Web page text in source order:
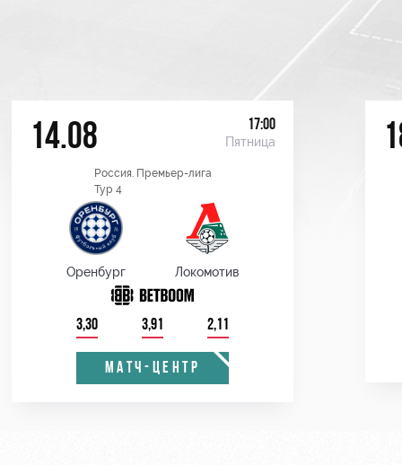
14.08 17:00
Пятница
Россия. Премьер-лига
Тур 4
Оренбург Локомотив
3,30 3,91 2,11
МАТЧ-ЦЕНТР